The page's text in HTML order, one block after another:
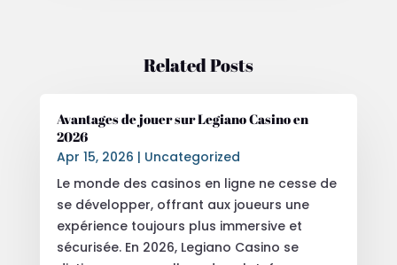
Related Posts
Avantages de jouer sur Legiano Casino en
2026
Apr 15, 2026 | Uncategorized
Le monde des casinos en ligne ne cesse de
se développer, offrant aux joueurs une
expérience toujours plus immersive et
sécurisée. En 2026, Legiano Casino se